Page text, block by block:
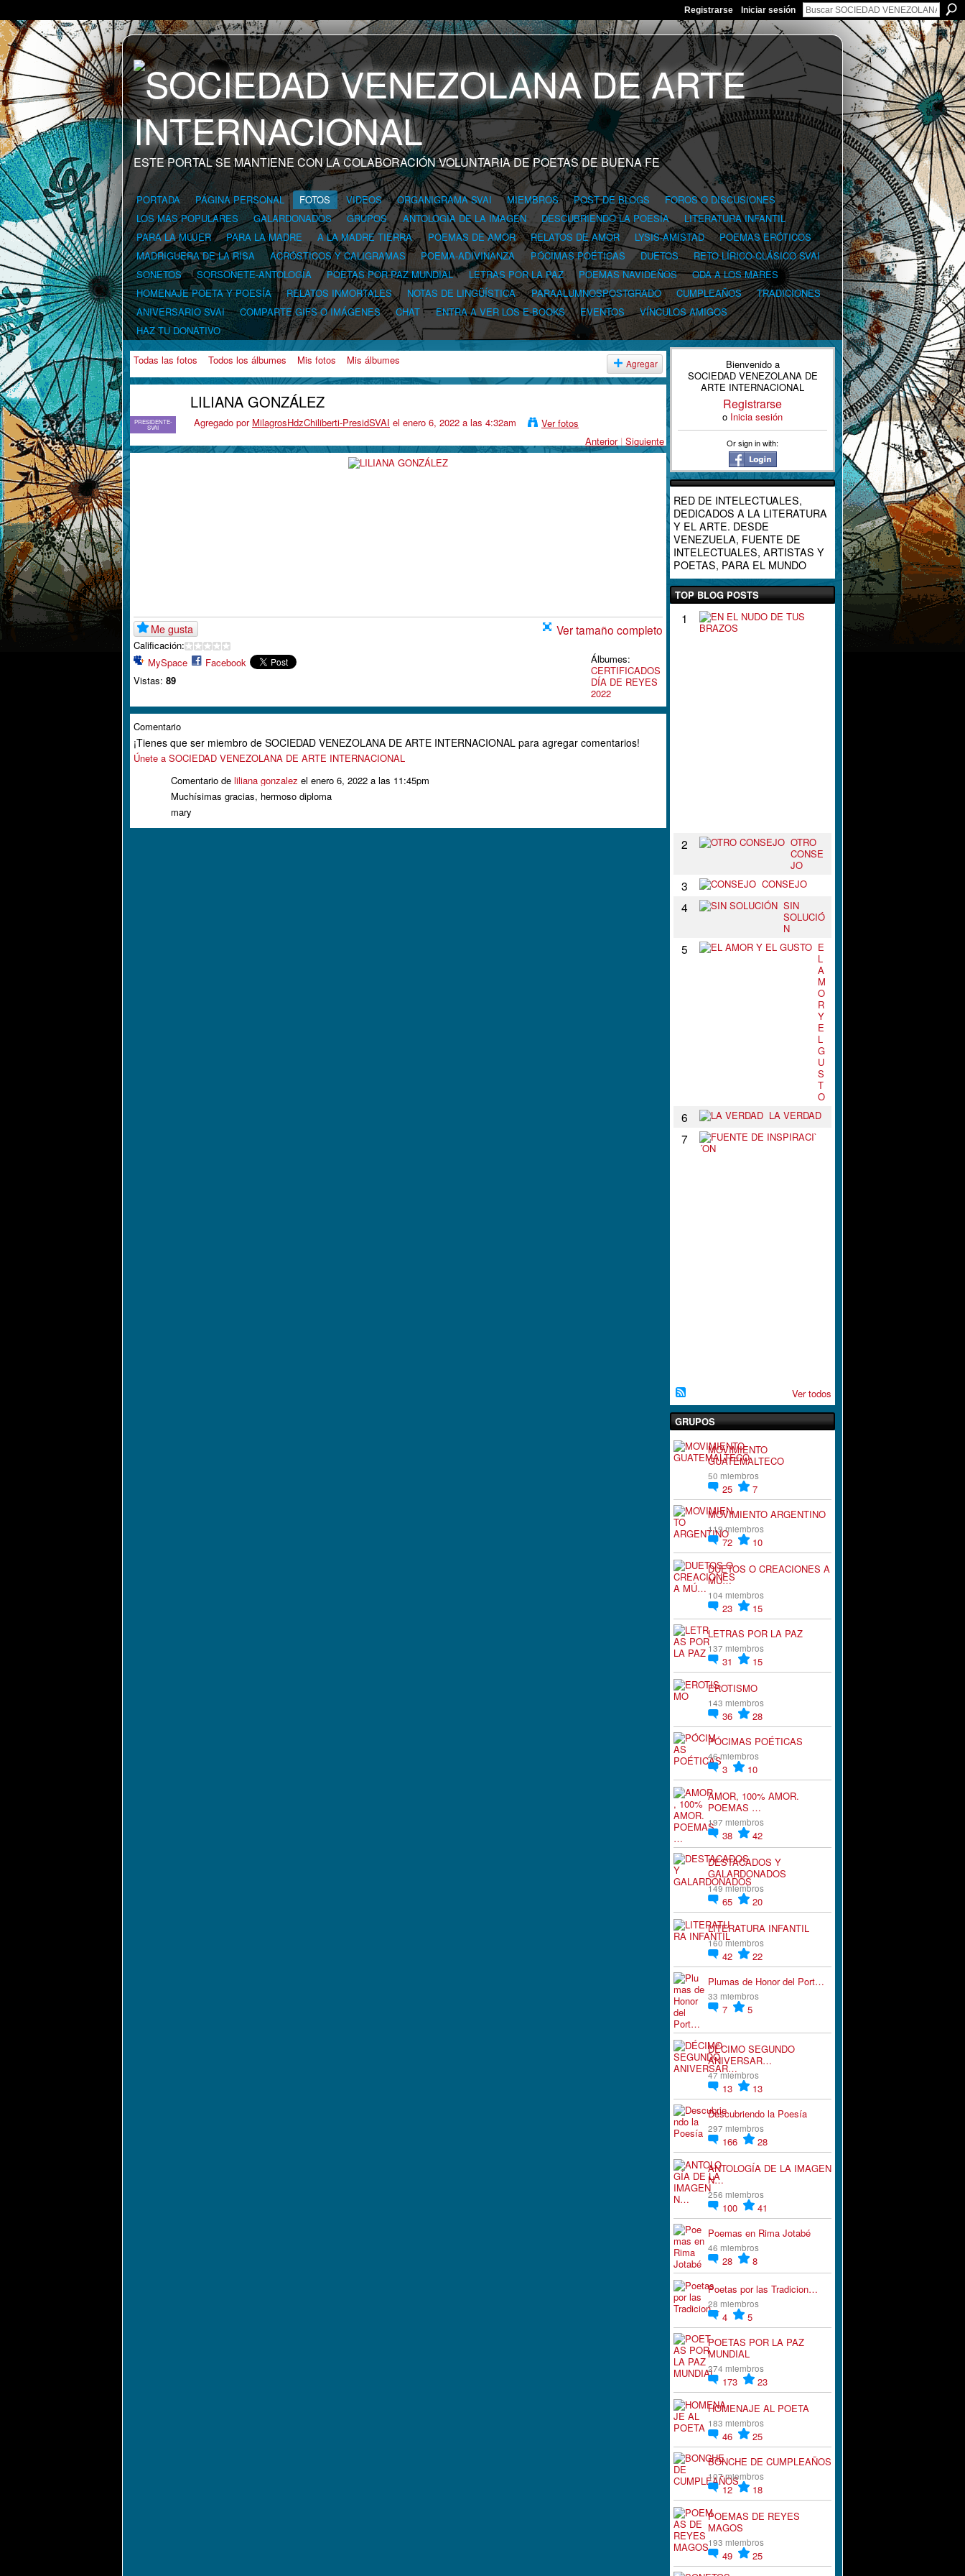
Registrarse Iniciar sesión
ESTE PORTAL SE MANTIENE CON LA COLABORACIÓN VOLUNTARIA DE POETAS DE BUENA FE
PORTADA PÁGINA PERSONAL FOTOS VIDEOS ORGANIGRAMA SVAI MIEMBROS POST DE BLOGS
FOROS O DISCUSIONES
LOS MÁS POPULARES
GALARDONADOS GRUPOS ANTOLOGÍA DE LA IMAGEN DESCUBRIENDO LA POESÍA
LITERATURA INFANTIL
PARA LA MUJER
PARA LA MADRE A LA MADRE TIERRA POEMAS DE AMOR RELATOS DE AMOR LYSIS-AMISTAD
POEMAS ERÓTICOS
MADRIGUERA DE LA RISA
ACRÓSTICOS Y CALIGRAMAS POEMA-ADIVINANZA PÓCIMAS POÉTICAS DUETOS
RETO LÍRICO-CLÁSICO SVAI
SONETOS
SORSONETE-ANTOLOGÍA POETAS POR PAZ MUNDIAL LETRAS POR LA PAZ POEMAS NAVIDEÑOS
ODA A LOS MARES
HOMENAJE POETA Y POESÍA
RELATOS INMORTALES NOTAS DE LINGÜÍSTICA PARAALUMNOSPOSTGRADO CUMPLEAÑOS
TRADICIONES
ANIVERSARIO SVAI
COMPARTE GIFS O IMÁGENES CHAT ENTRA A VER LOS E-BOOKS EVENTOS
VÍNCULOS AMIGOS
HAZ TU DONATIVO
Todas las fotos Todos los álbumes Mis fotos Mis álbumes Agregar
PRESIDENTE-
SVAI
LILIANA GONZÁLEZ
Agregado por MilagrosHdzChiliberti-PresidSVAI el enero 6, 2022 a las 4:32am
Ver fotos
Anterior | Siguiente
Me gusta
Calificación:
MySpace
Facebook
Vistas: 89
Ver tamaño completo
Álbumes:
CERTIFICADOS
DÍA DE REYES
2022
Comentario
¡Tienes que ser miembro de SOCIEDAD VENEZOLANA DE ARTE INTERNACIONAL para agregar comentarios!
Únete a SOCIEDAD VENEZOLANA DE ARTE INTERNACIONAL
Comentario de liliana gonzalez el enero 6, 2022 a las 11:45pm
Muchísimas gracias, hermoso diploma
mary
Bienvenido a
SOCIEDAD VENEZOLANA DE
ARTE INTERNACIONAL
Registrarse
o Inicia sesión
Or sign in with:
RED DE INTELECTUALES,
DEDICADOS A LA LITERATURA
Y EL ARTE. DESDE
VENEZUELA, FUENTE DE
INTELECTUALES, ARTISTAS Y
POETAS, PARA EL MUNDO
TOP BLOG POSTS
1
2
OTRO
CONSE
JO
3 CONSEJO
4
SIN
SOLUCIÓ
N
5
E
L
A
M
O
R
Y
E
L
G
U
S
T
O
6 LA VERDAD
7
Ver todos
GRUPOS
MOVIMIENTO
GUATEMALTECO
50 miembros
25
7
MOVIMIENTO ARGENTINO
119 miembros
72
10
DUETOS O CREACIONES A
MÚ…
104 miembros
23
15
LETRAS POR LA PAZ
137 miembros
31
15
EROTISMO
143 miembros
36
28
PÓCIMAS POÉTICAS
46 miembros
3
10
AMOR, 100% AMOR.
POEMAS …
197 miembros
38
42
DESTACADOS Y
GALARDONADOS
149 miembros
65
20
LITERATURA INFANTIL
160 miembros
42
22
Plumas de Honor del Port…
33 miembros
7 5
DÉCIMO SEGUNDO
ANIVERSAR…
47 miembros
13
13
Descubriendo la Poesía
297 miembros
166
28
ANTOLOGÍA DE LA IMAGEN
N…
256 miembros
100
41
Poemas en Rima Jotabé
46 miembros
28 8
Poetas por las Tradicion…
28 miembros
4
5
POETAS POR LA PAZ
MUNDIAL
274 miembros
173
23
HOMENAJE AL POETA
183 miembros
46
25
BONCHE DE CUMPLEAÑOS
107 miembros
12
18
POEMAS DE REYES
MAGOS
193 miembros
49
25